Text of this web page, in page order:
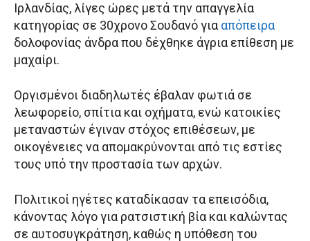
Ιρλανδίας, λίγες ώρες μετά την απαγγελία
κατηγορίας σε 30χρονο Σουδανό γιααπόπειρα
δολοφονίας άνδρα που δέχθηκε άγρια επίθεση με
μαχαίρι.
Οργισμένοι διαδηλωτές έβαλαν φωτιά σε
λεωφορείο, σπίτια και οχήματα, ενώ κατοικίες
μεταναστών έγιναν στόχος επιθέσεων, με
οικογένειες να απομακρύνονται από τις εστίες
τους υπό την προστασία των αρχών.
Πολιτικοί ηγέτες καταδίκασαν τα επεισόδια,
κάνοντας λόγο για ρατσιστική βία και καλώντας
σε αυτοσυγκράτηση, καθώς η υπόθεση του